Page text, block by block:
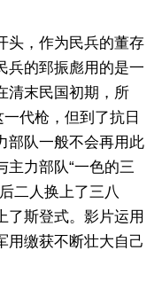
头，作为民兵的董存
兵的郅振彪用的是一
清末民国初期，所
代枪，但到了抗日
部队一般不会再用此
主力部队“一色的三
二人换上了三八
了斯登式。影片运用
用缴获不断壮大自己